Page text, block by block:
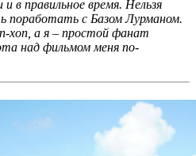
в правильное время. Нельзя
поработать с Базом Лурманом.
хоп, а я – простой фанат
над фильмом меня по-